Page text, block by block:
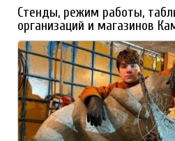
Стенды, режим работы,
организаций и магазинов